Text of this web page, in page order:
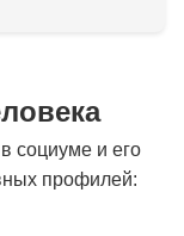
социуме и его
профилей: